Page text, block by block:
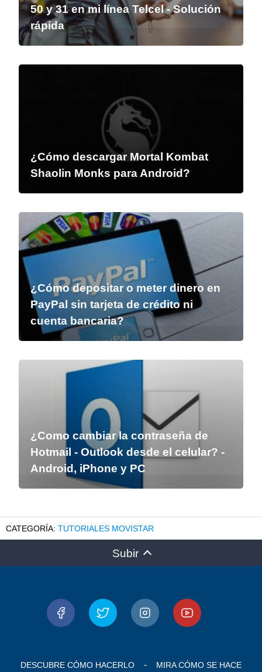
50 y 31 en mi línea Telcel - Solución
rápida
¿Cómo descargar Mortal Kombat
Shaolin Monks para Android?
¿Cómo depositar o meter dinero en
PayPal sin tarjeta de crédito ni
cuenta bancaria?
¿Como cambiar la contraseña de
Hotmail - Outlook desde el celular? -
Android, iPhone y PC
TUTORIALES MOVISTAR
Subir
DESCUBRE CÓMO HACERLO MIRA CÓMO SE HACE